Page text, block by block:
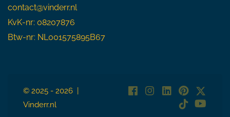
contact@vinderr.nl
KvK-nr: 08207876
Btw-nr: NL001575895B67
© 2025 - 2026 |
Vinderr.nl